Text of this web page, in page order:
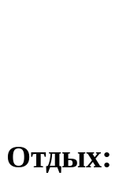
Отдых: